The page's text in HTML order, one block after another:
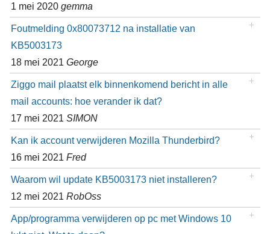
1 mei 2020 gemma
Foutmelding 0x80073712 na installatie van
KB5003173
18 mei 2021 George
Ziggo mail plaatst elk binnenkomend bericht in alle
mail accounts: hoe verander ik dat?
17 mei 2021 SIMON
Kan ik account verwijderen Mozilla Thunderbird?
16 mei 2021 Fred
Waarom wil update KB5003173 niet installeren?
12 mei 2021 RobOss
App/programma verwijderen op pc met Windows 10